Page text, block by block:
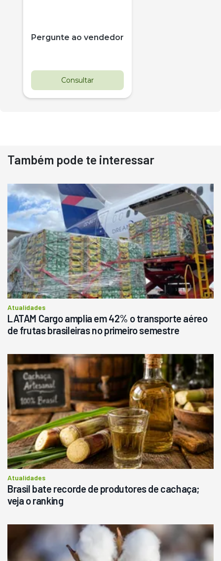
Pergunte ao vendedor
Consultar
Destaque
Usado
Pá Carregadeira Cat 966
Ano 1987
Londrina
R$ 145.000
Consultar
Também pode te interessar
Atualidades
LATAM Cargo amplia em 42% o transporte aéreo
de frutas brasileiras no primeiro semestre
Atualidades
Brasil bate recorde de produtores de cachaça;
veja o ranking